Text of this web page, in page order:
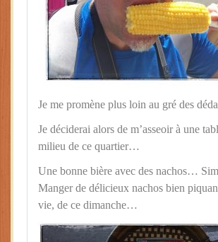
Je me promène plus loin au gré des
Je déciderai alors de m’asseoir à une
milieu de ce quartier…
Une bonne bière avec des nachos…
Manger de délicieux nachos bien
vie, de ce dimanche…